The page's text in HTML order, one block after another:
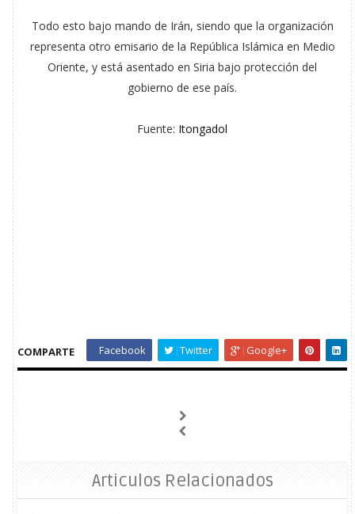
Todo esto bajo mando de Irán, siendo que la organización
representa otro emisario de la República Islámica en Medio
Oriente, y está asentado en Siria bajo protección del
gobierno de ese país.
Fuente: Itongadol
COMPARTE Facebook Twitter Google+
Articulos Relacionados